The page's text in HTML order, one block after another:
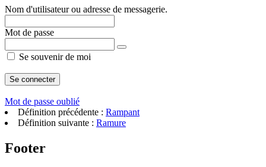
Nom d'utilisateur ou adresse de messagerie.
Mot de passe
Se souvenir de moi
Mot de passe oublié
Définition précédente : Rampant
Définition suivante : Ramure
Footer